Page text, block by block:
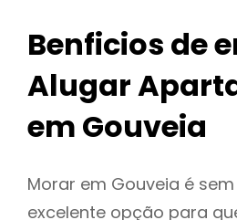
Benficios de
Alugar
em Gouveia
Morar em Gouveia é
excelente opção para